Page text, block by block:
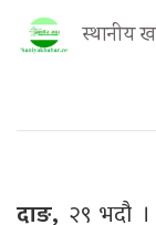
स्थानीय
दाङ, २९ भदौ